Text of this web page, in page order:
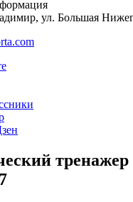
ул. Большая